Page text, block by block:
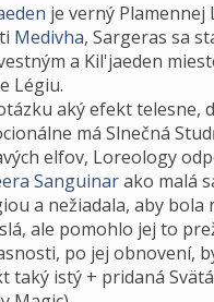
je verný Plamennej
Medivha, Sargeras sa
a Kil'jaeden
Légiu.
aký efekt telesne,
má Slnečná
elfov, Loreology
Sanguinarako malá
a nežiadala, aby bola
ale pomohlo jej to
po jej obnovení,
taký istý + pridaná